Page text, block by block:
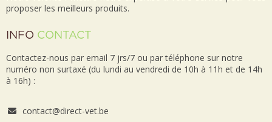
proposer les meilleurs produits.
INFO CONTACT
Contactez-nous par email 7 jrs/7 ou par téléphone sur notre
numéro non surtaxé (du lundi au vendredi de 10h à 11h et de 14h
à 16h) :
contact@direct-vet.be